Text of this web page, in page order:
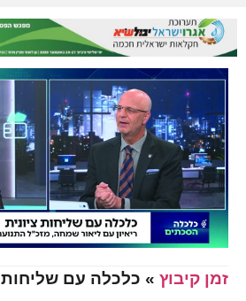
זמן קיבוץ » כלכלה עם שליחות